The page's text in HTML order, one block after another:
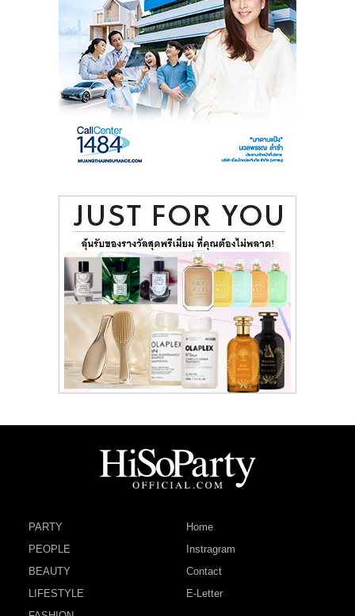
PARTY
PEOPLE
BEAUTY
LIFESTYLE
Home
Instragram
Contact
E-Letter